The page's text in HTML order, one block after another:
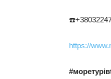
https://